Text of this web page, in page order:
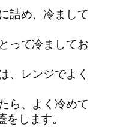
詰め、冷まして
って冷ましてお
、レンジでよく
ら、よく冷めて
します。